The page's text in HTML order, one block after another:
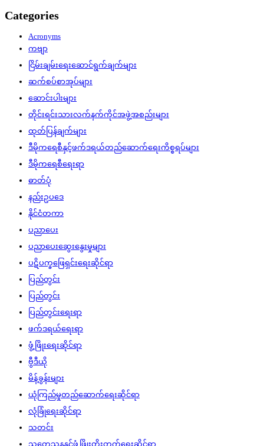
Categories
Acronyms
ကဗျာ
ငြိမ်းချမ်းရေးဆောင်ရွက်ချက်များ
ဆက်စပ်စာအုပ်များ
ဆောင်းပါးများ
တိုင်းရင်းသားလက်နက်ကိုင်အဖွဲ့အစည်းများ
ထုတ်ပြန်ချက်များ
ဒီမိုကရေစီနှင့်ဖက်ဒရယ်တည်ဆောက်‌ရေးကိစ္စရပ်များ
ဒီမိုကရေစီရေးရာ
ဓာတ်ပုံ
နည်းဥပဒေ
နိုင်ငံတကာ
ပညာပေး
ပညာပေးဆွေးနွေးမှုများ
ပဋိပက္ခဖြေရှင်းရေးဆိုင်ရာ
ပြည်တွင်း
ပြည်တွင်း
ပြည်တွင်းရေးရာ
ဖက်ဒရယ်ရေးရာ
ဖွံ့ဖြိုးရေးဆိုင်ရာ
ဗွီဒီယို
မိန့်ခွန်းများ
ယုံကြည်မှုတည်ဆောက်ရေးဆိုင်ရာ
လုံခြုံရေးဆိုင်ရာ
သတင်း
သုတေသနနှင့်ဖွံ့ဖြိုးတိုးတက်ရေးဆိုင်ရာ